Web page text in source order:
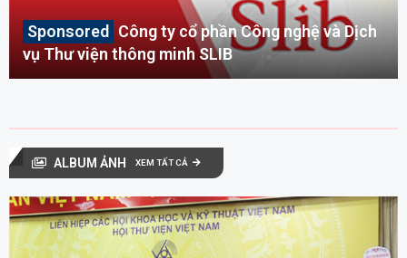
Công ty cổ phần Công nghệ và Dịch
vụ Thư viện thông minh SLIB
ALBUM ẢNH XEM TẤT CẢ